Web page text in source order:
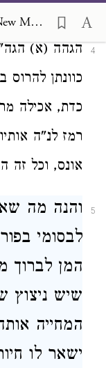
Pri Etz Chaim, Gate of The New Month, Chanukah, and Purim 6
צריך
4
הגהה (א)
כוונתן להרוס
כדת, אכילה
רמז לנ"ה
אונס, וכל זה
5
והנה מה
לבסומי
המן לברוך
שיש ניצוץ
המחייה
ישאר לו